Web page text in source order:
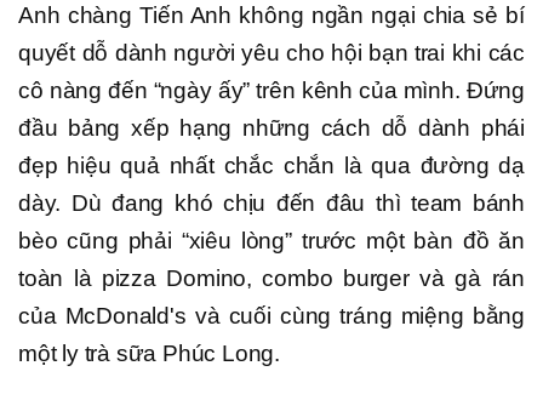
Anh chàng Tiến Anh không ngần ngại chia sẻ bí
quyết dỗ dành người yêu cho hội bạn trai khi các
cô nàng đến “ngày ấy” trên kênh của mình. Đứng
đầu bảng xếp hạng những cách dỗ dành phái
đẹp hiệu quả nhất chắc chắn là qua đường dạ
dày. Dù đang khó chịu đến đâu thì team bánh
bèo cũng phải “xiêu lòng” trước một bàn đồ ăn
toàn là pizza Domino, combo burger và gà rán
của McDonald's và cuối cùng tráng miệng bằng
một ly trà sữa Phúc Long.